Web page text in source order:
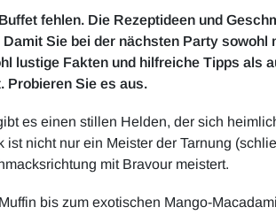
fehlen. Die Rezeptideen und
Sie bei der nächsten Party
lustige Fakten und hilfreiche Tipps als
Probieren Sie es aus.
es einen stillen Helden, der sich
ist nicht nur ein Meister der Tarnung
mit Bravour meistert.
bis zum exotischen Mango-